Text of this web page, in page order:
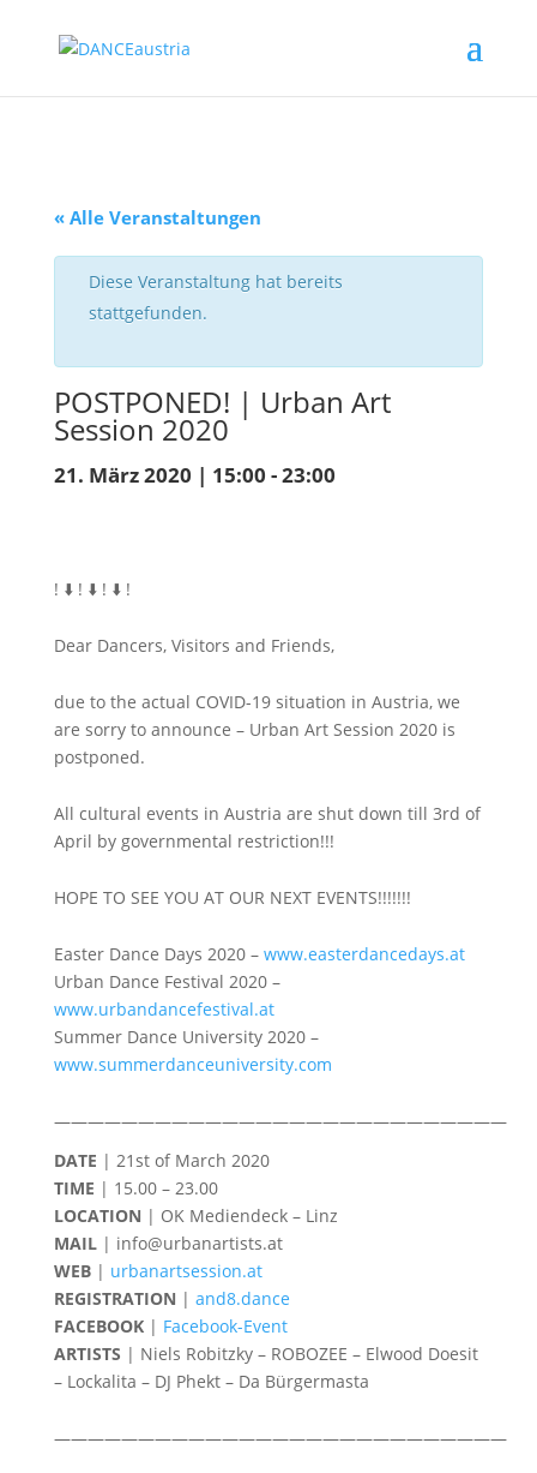
« Alle Veranstaltungen
Diese Veranstaltung hat bereits
stattgefunden.
POSTPONED! | Urban Art
Session 2020
21. März 2020 | 15:00 -23:00
! ⬇️ ! ⬇️ ! ⬇️ !
Dear Dancers, Visitors and Friends,
due to the actual COVID-19 situation in Austria, we
are sorry to announce – Urban Art Session 2020 is
postponed.
All cultural events in Austria are shut down till 3rd of
April by governmental restriction!!!
HOPE TO SEE YOU AT OUR NEXT EVENTS!!!!!!!
Easter Dance Days 2020 – www.easterdancedays.at
Urban Dance Festival 2020 –
www.urbandancefestival.at
Summer Dance University 2020 –
www.summerdanceuniversity.com
———————————————————————————
DATE | 21st of March 2020
TIME | 15.00 – 23.00
LOCATION | OK Mediendeck – Linz
MAIL| info@urbanartists.at
WEB| urbanartsession.at
REGISTRATION | and8.dance
FACEBOOK| Facebook-Event
ARTISTS | Niels Robitzky – ROBOZEE – Elwood Doesit
– Lockalita – DJ Phekt – Da Bürgermasta
———————————————————————————